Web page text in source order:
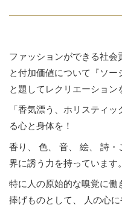
ファッションができる社会
と付加価値について『ソー
と題してレクリエーション
「香気漂う、ホリスティ
る心と身体を！
香り、 色、 音、 絵、 詩
界に誘う力を持っています
特に人の原始的な嗅覚に働
捧げものとして、 人の心